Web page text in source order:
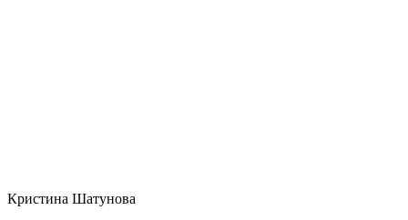
Кристина Шатунова